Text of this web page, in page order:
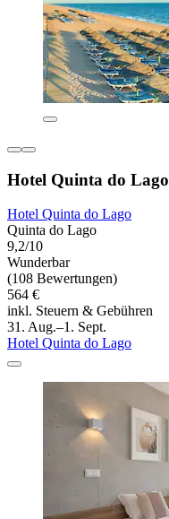
Hotel Quinta do Lago
Hotel Quinta do Lago
Quinta do Lago
9,2/10
Wunderbar
(108 Bewertungen)
564 €
inkl. Steuern & Gebühren
31. Aug.–1. Sept.
Hotel Quinta do Lago